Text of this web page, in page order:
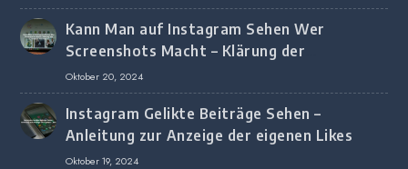
Kann Man auf Instagram Sehen Wer
Screenshots Macht – Klärung der
Screenshot-Erkennung
Oktober 20, 2024
Instagram Gelikte Beiträge Sehen –
Anleitung zur Anzeige der eigenen Likes
Oktober 19, 2024